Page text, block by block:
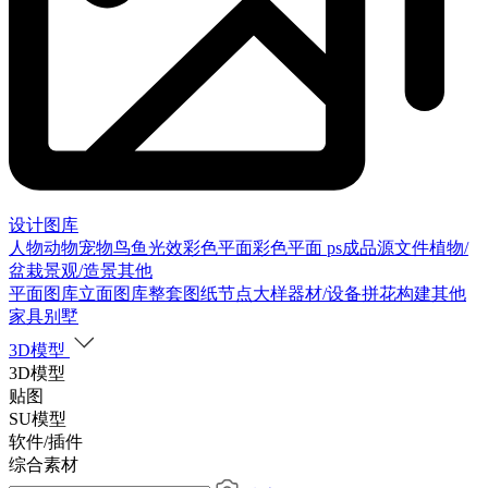
设计图库
人物动物宠物鸟鱼光效彩色平面彩色平面 ps成品源文件植物/
盆栽景观/造景其他
平面图库立面图库整套图纸节点大样器材/设备拼花构建其他
家具别墅
3D模型
3D模型
贴图
SU模型
软件/插件
综合素材